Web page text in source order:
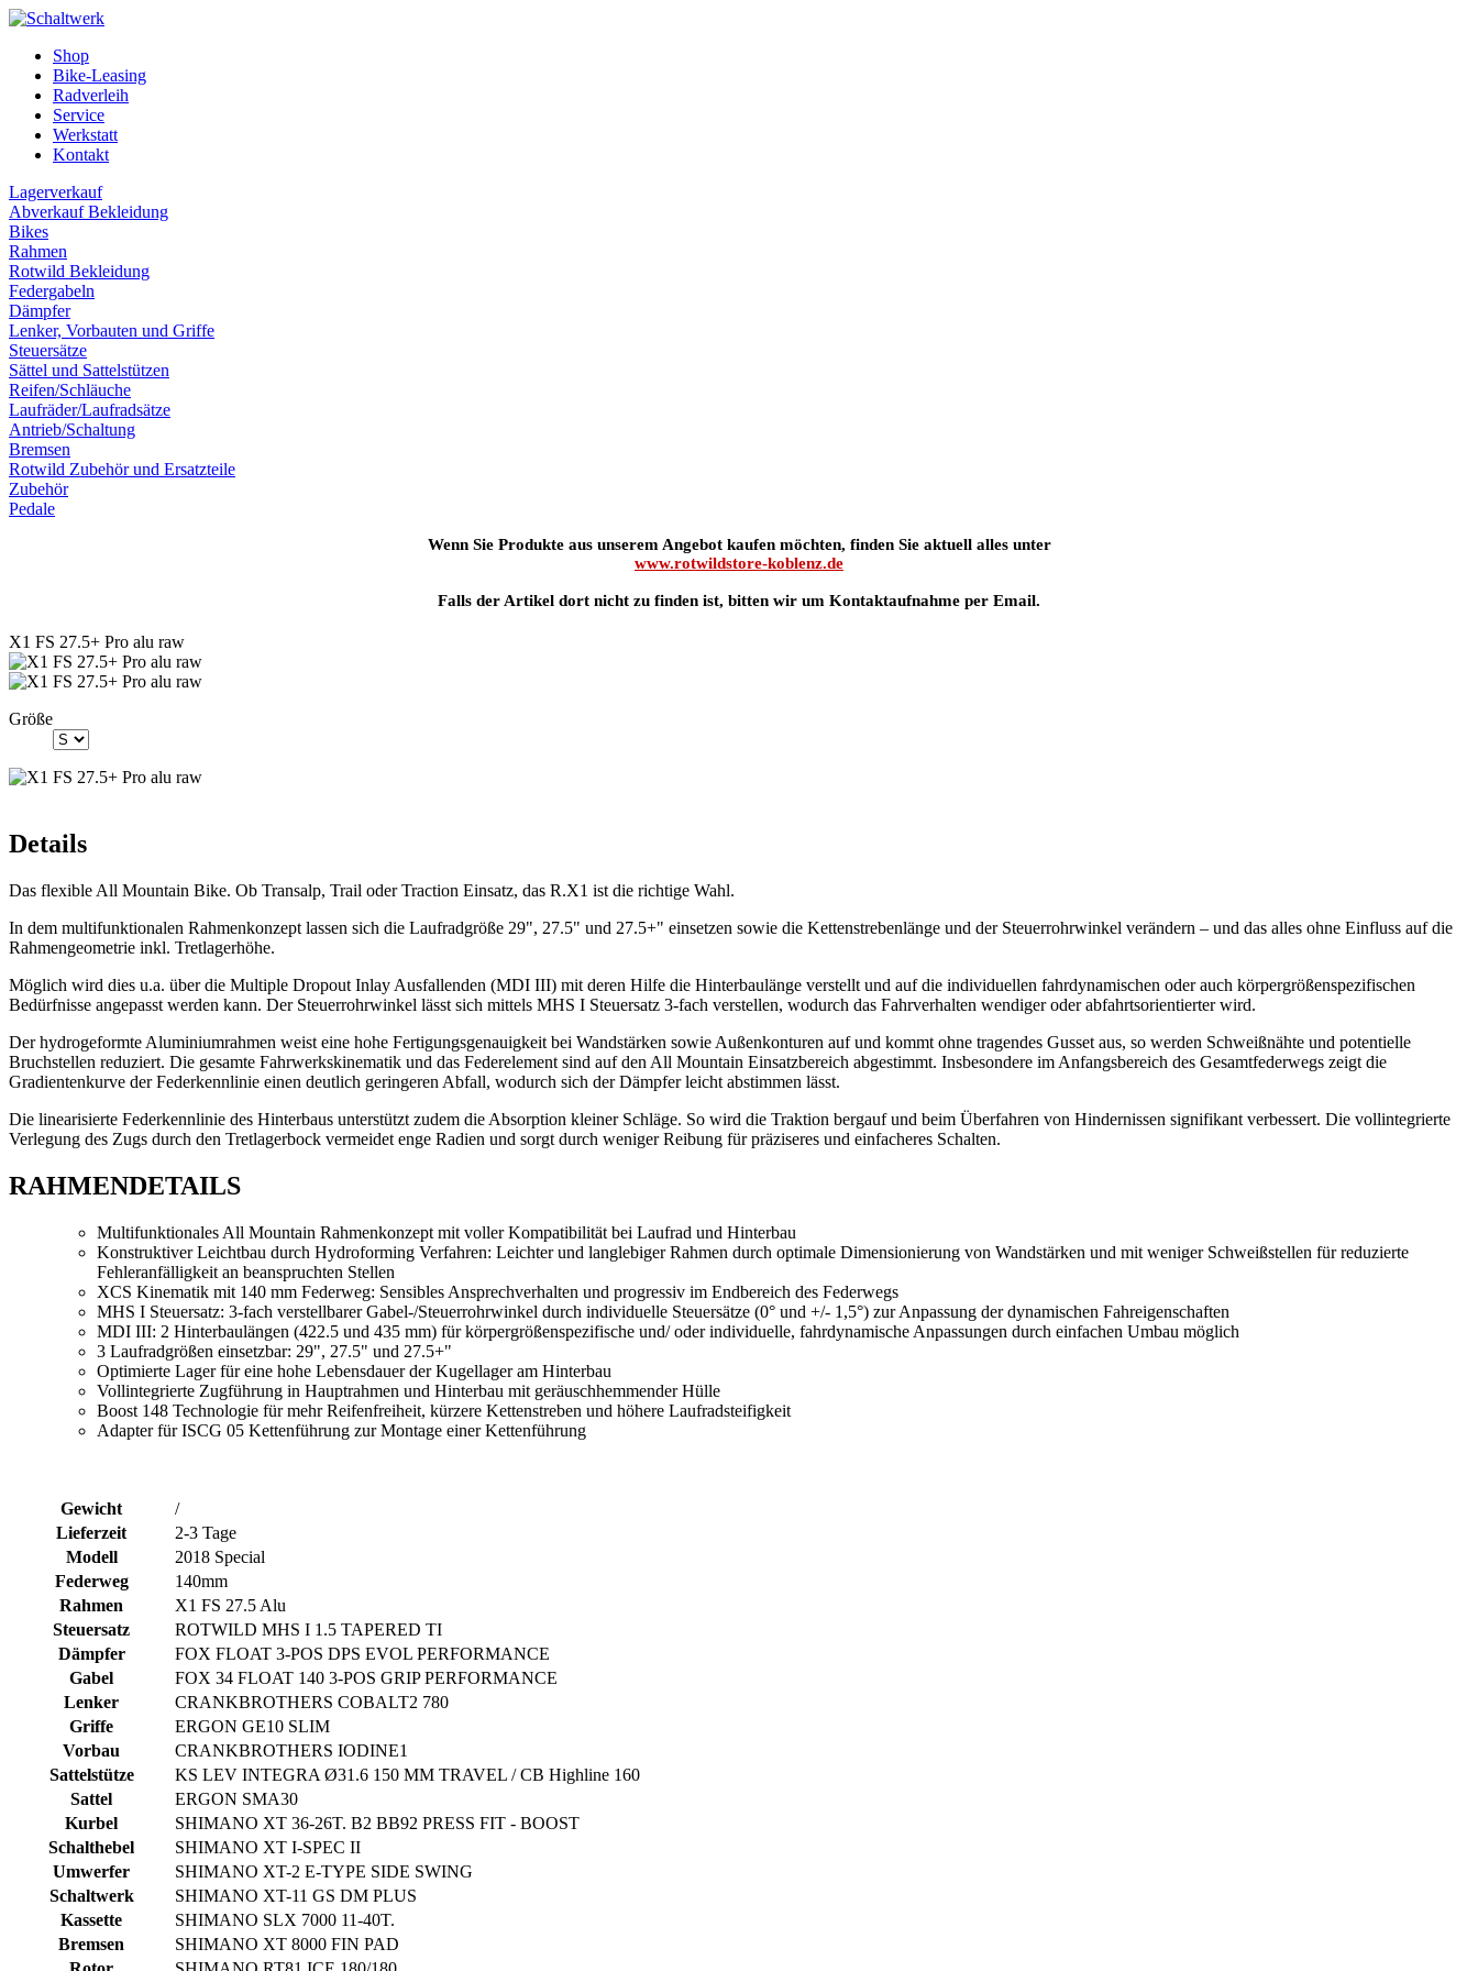
Shop
Bike-Leasing
Radverleih
Service
Werkstatt
Kontakt
Lagerverkauf
Abverkauf Bekleidung
Bikes
Rahmen
Rotwild Bekleidung
Federgabeln
Dämpfer
Lenker, Vorbauten und Griffe
Steuersätze
Sättel und Sattelstützen
Reifen/Schläuche
Laufräder/Laufradsätze
Antrieb/Schaltung
Bremsen
Rotwild Zubehör und Ersatzteile
Zubehör
Pedale
Wenn Sie Produkte aus unserem Angebot kaufen möchten, finden Sie aktuell alles unter
www.rotwildstore-koblenz.de
Falls der Artikel dort nicht zu finden ist, bitten wir um Kontaktaufnahme per Email.
X1 FS 27.5+ Pro alu raw
Größe
Details
Das flexible All Mountain Bike. Ob Transalp, Trail oder Traction Einsatz, das R.X1 ist die richtige Wahl.
In dem multifunktionalen Rahmenkonzept lassen sich die Laufradgröße 29", 27.5" und 27.5+" einsetzen sowie die Kettenstrebenlänge und der Steuerrohrwinkel verändern – und das alles ohne Einfluss auf die
Rahmengeometrie inkl. Tretlagerhöhe.
Möglich wird dies u.a. über die Multiple Dropout Inlay Ausfallenden (MDI III) mit deren Hilfe die Hinterbaulänge verstellt und auf die individuellen fahrdynamischen oder auch körpergrößenspezifischen
Bedürfnisse angepasst werden kann. Der Steuerrohrwinkel lässt sich mittels MHS I Steuersatz 3-fach verstellen, wodurch das Fahrverhalten wendiger oder abfahrtsorientierter wird.
Der hydrogeformte Aluminiumrahmen weist eine hohe Fertigungsgenauigkeit bei Wandstärken sowie Außenkonturen auf und kommt ohne tragendes Gusset aus, so werden Schweißnähte und potentielle
Bruchstellen reduziert. Die gesamte Fahrwerkskinematik und das Federelement sind auf den All Mountain Einsatzbereich abgestimmt. Insbesondere im Anfangsbereich des Gesamtfederwegs zeigt die
Gradientenkurve der Federkennlinie einen deutlich geringeren Abfall, wodurch sich der Dämpfer leicht abstimmen lässt.
Die linearisierte Federkennlinie des Hinterbaus unterstützt zudem die Absorption kleiner Schläge. So wird die Traktion bergauf und beim Überfahren von Hindernissen signifikant verbessert. Die vollintegrierte
Verlegung des Zugs durch den Tretlagerbock vermeidet enge Radien und sorgt durch weniger Reibung für präziseres und einfacheres Schalten.
RAHMENDETAILS
Multifunktionales All Mountain Rahmenkonzept mit voller Kompatibilität bei Laufrad und Hinterbau
Konstruktiver Leichtbau durch Hydroforming Verfahren: Leichter und langlebiger Rahmen durch optimale Dimensionierung von Wandstärken und mit weniger Schweißstellen für reduzierte
Fehleranfälligkeit an beanspruchten Stellen
XCS Kinematik mit 140 mm Federweg: Sensibles Ansprechverhalten und progressiv im Endbereich des Federwegs
MHS I Steuersatz: 3-fach verstellbarer Gabel-/Steuerrohrwinkel durch individuelle Steuersätze (0° und +/- 1,5°) zur Anpassung der dynamischen Fahreigenschaften
MDI III: 2 Hinterbaulängen (422.5 und 435 mm) für körpergrößenspezifische und/ oder individuelle, fahrdynamische Anpassungen durch einfachen Umbau möglich
3 Laufradgrößen einsetzbar: 29", 27.5" und 27.5+"
Optimierte Lager für eine hohe Lebensdauer der Kugellager am Hinterbau
Vollintegrierte Zugführung in Hauptrahmen und Hinterbau mit geräuschhemmender Hülle
Boost 148 Technologie für mehr Reifenfreiheit, kürzere Kettenstreben und höhere Laufradsteifigkeit
Adapter für ISCG 05 Kettenführung zur Montage einer Kettenführung
Gewicht
/
Lieferzeit
2-3 Tage
Modell
2018 Special
Federweg
140mm
Rahmen
X1 FS 27.5 Alu
Steuersatz
ROTWILD MHS I 1.5 TAPERED TI
Dämpfer
FOX FLOAT 3-POS DPS EVOL PERFORMANCE
Gabel
FOX 34 FLOAT 140 3-POS GRIP PERFORMANCE
Lenker
CRANKBROTHERS COBALT2 780
Griffe
ERGON GE10 SLIM
Vorbau
CRANKBROTHERS IODINE1
Sattelstütze
KS LEV INTEGRA Ø31.6 150 MM TRAVEL / CB Highline 160
Sattel
ERGON SMA30
Kurbel
SHIMANO XT 36-26T. B2 BB92 PRESS FIT - BOOST
Schalthebel
SHIMANO XT I-SPEC II
Umwerfer
SHIMANO XT-2 E-TYPE SIDE SWING
Schaltwerk
SHIMANO XT-11 GS DM PLUS
Kassette
SHIMANO SLX 7000 11-40T.
Bremsen
SHIMANO XT 8000 FIN PAD